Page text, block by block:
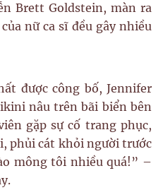
Brett Goldstein, màn ra
nữ ca sĩ đều gây nhiều
được công bố, Jennifer
nâu trên bãi biển bên
gặp sự cố trang phục,
phủi cát khỏi người trước
mông tôi nhiều quá!” –